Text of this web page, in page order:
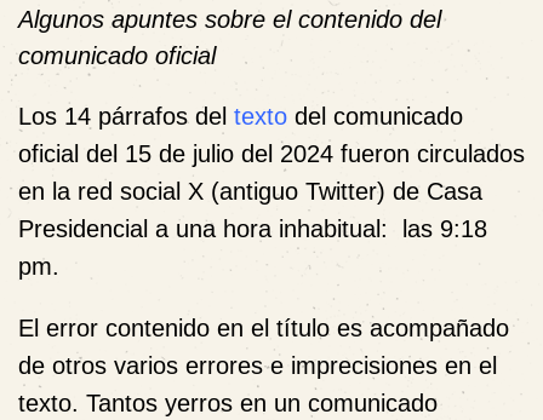
Algunos apuntes sobre el contenido del
comunicado oficial
Los 14 párrafos del texto del comunicado
oficial del 15 de julio del 2024 fueron circulados
en la red social X (antiguo Twitter) de Casa
Presidencial a una hora inhabitual: las 9:18
pm.
El error contenido en el título es acompañado
de otros varios errores e imprecisiones en el
texto. Tantos yerros en un comunicado